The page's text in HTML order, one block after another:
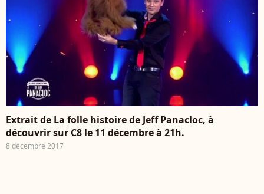
Extrait de La folle histoire de Jeff Panacloc, à
découvrir sur C8 le 11 décembre à 21h.
8 décembre 2017